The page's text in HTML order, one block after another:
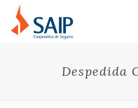
Despedida